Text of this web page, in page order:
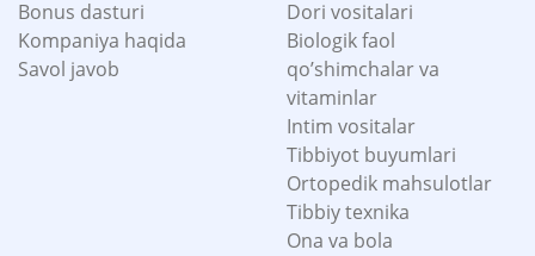
Bonus dasturi
Kompaniya haqida
Savol javob
Dori vositalari
Biologik faol
qo’shimchalar va
vitaminlar
Intim vositalar
Tibbiyot buyumlari
Ortopedik mahsulotlar
Tibbiy texnika
Ona va bola